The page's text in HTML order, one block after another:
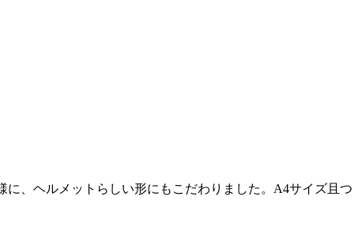
、ヘルメットらしい形にもこだわりました。A4サイズ且つ